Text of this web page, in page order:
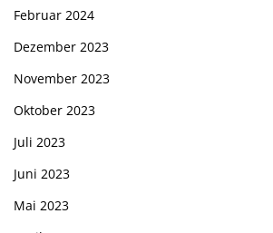
Februar 2024
Dezember 2023
November 2023
Oktober 2023
Juli 2023
Juni 2023
Mai 2023